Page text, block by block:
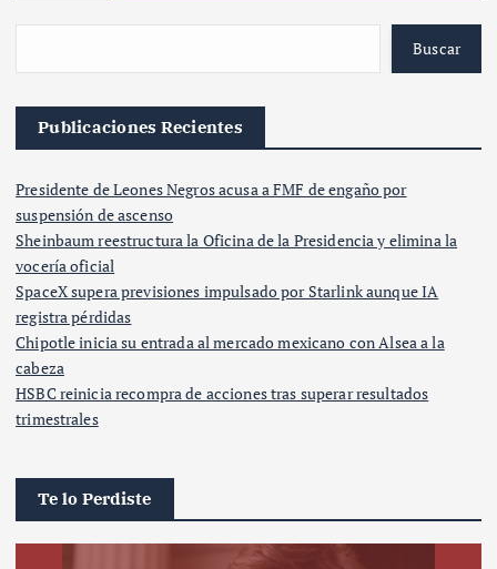
Buscar
Publicaciones Recientes
Presidente de Leones Negros acusa a FMF de engaño por
suspensión de ascenso
Sheinbaum reestructura la Oficina de la Presidencia y elimina la
vocería oficial
SpaceX supera previsiones impulsado por Starlink aunque IA
registra pérdidas
Chipotle inicia su entrada al mercado mexicano con Alsea a la
cabeza
HSBC reinicia recompra de acciones tras superar resultados
trimestrales
Te lo Perdiste